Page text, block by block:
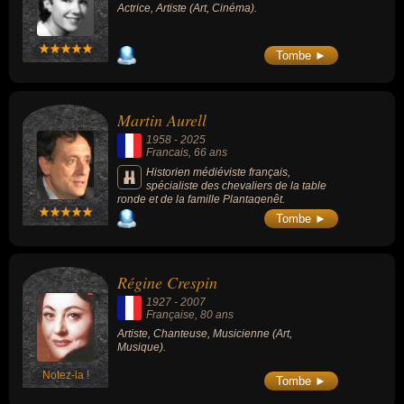
Actrice, Artiste (Art, Cinéma).
Tombe ►
Martin Aurell
1958 - 2025
Francais , 66 ans
Historien médiéviste français,
spécialiste des chevaliers de la table
ronde et de la famille Plantagenêt.
Tombe ►
Notez-la !
Régine Crespin
1927 - 2007
Française, 80 ans
Artiste, Chanteuse, Musicienne (Art,
Musique).
Tombe ►